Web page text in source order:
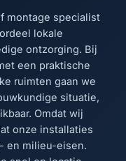
montage specialist
lokale
ontzorging. Bij
een praktische
ruimten gaan we
situatie,
Omdat wij
onze installaties
en milieu-eisen.